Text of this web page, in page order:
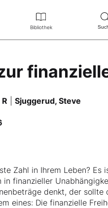
Bibliothek
Zahl in Ihrem Leben?
in finanzieller
denkt, der sollte
eines: Die finanzielle
|Sjuggerud, Steve